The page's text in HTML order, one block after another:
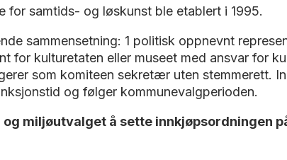
for samtids- og løskunst ble etablert i 1995.
sammensetning: 1 politisk oppnevnt
for kulturetaten eller museet med ansvar for
som komiteen sekretær uten stemmerett.
og følger kommunevalgperioden.
miljøutvalget å sette innkjøpsordningen